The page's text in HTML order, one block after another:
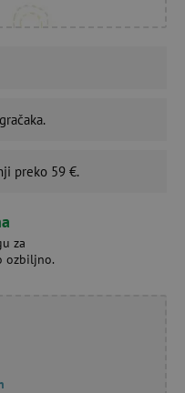
preko 59 €.
za
ozbiljno.